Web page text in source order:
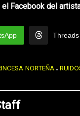
Facebook del
Threads
NORTEÑA